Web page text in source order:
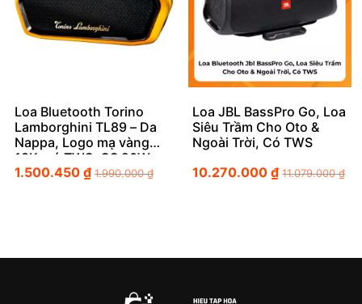
Loa Bluetooth Torino
Lamborghini TL89 – Da
Nappa, Logo mạ vàng
18K, có TWS, CS 20W
1.500.450 ₫ 1.990.000₫
Loa JBL BassPro Go, Loa
Siêu Trầm Cho Oto &
Ngoài Trời, Có TWS
10.270.000₫ 11.079.000₫